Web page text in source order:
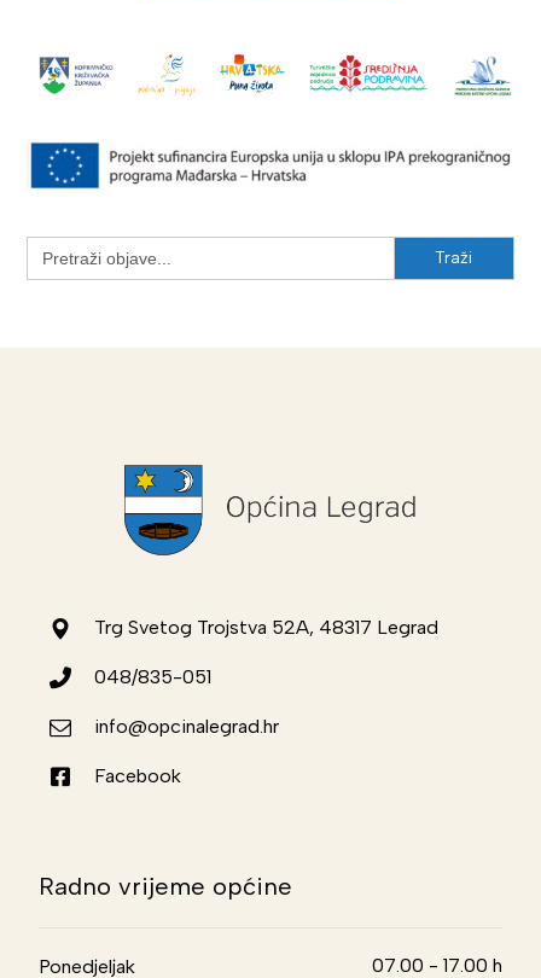
Search
for:
Trg Svetog Trojstva 52A, 48317 Legrad
048/835-051
info@opcinalegrad.hr
Facebook
Radno vrijeme općine
Ponedjeljak 07.00 - 17.00 h